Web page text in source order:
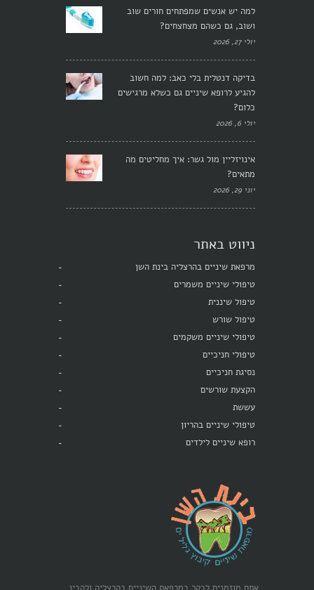
למה יש אנשים שמפתחים חורים שוב
ושוב, גם כשהם מצחצחים?
יולי 27, 2026
בדיקה דנטלית בלי כאב: למה חשוב
להגיע לרופא שיניים גם כשלא מרגישים
כלום?
יולי 6, 2026
אינויזליין מול גשר: איך מחליטים מה
מתאים?
יוני 29, 2026
ניווט באתר
מרפאת שיניים בהרצליה בינת השן
טיפולי שיניים משמרים
טיפול שיננית
טיפול שורש
טיפולי שיניים משקמים
טיפולי חניכיים
נסיגת חניכיים
הקצעת שורשים
עששת
טיפולי שיניים בהריון
רופא שיניים לילדים